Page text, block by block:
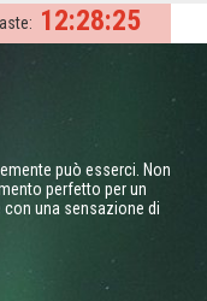
12:28:24
può esserci. Non
perfetto per un
una sensazione di